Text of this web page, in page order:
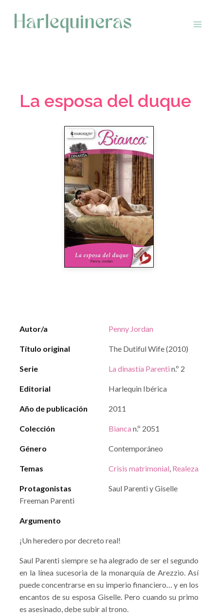
contenido
La esposa del duque
Autor/a Penny Jordan
Título original The Dutiful Wife (2010)
Serie La dinastía Parenti n.º 2
Editorial Harlequin Ibérica
Año de publicación 2011
Colección Bianca n.º 2051
Género Contemporáneo
Temas Crisis matrimonial, Realeza
Protagonistas
Saul Parenti y Giselle
Freeman Parenti
Argumento
¡Un heredero por decreto real!
Saul Parenti siempre se ha alegrado de ser el segundo
en la línea sucesoria de la monarquía de Arezzio. Así
puede concentrarse en su imperio financiero… y en los
encantos de su esposa Giselle. Pero cuando su primo
es asesinado, debe subir al trono.